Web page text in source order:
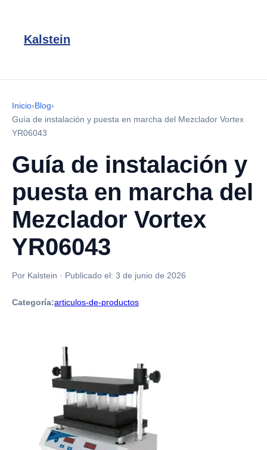
Kalstein
Inicio›Blog›
Guía de instalación y puesta en marcha del Mezclador Vortex
YR06043
Guía de instalación y
puesta en marcha del
Mezclador Vortex
YR06043
Por Kalstein · Publicado el: 3 de junio de 2026
Categoría:articulos-de-productos